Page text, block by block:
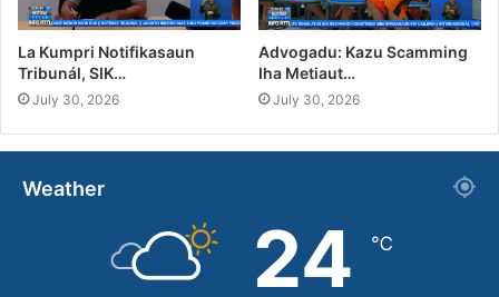
La Kumpri Notifikasaun
Tribunál, SIK…
July 30, 2026
Advogadu: Kazu Scamming
Iha Metiaut…
July 30, 2026
Weather
24 ℃